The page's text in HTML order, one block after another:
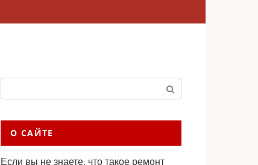
Поиск:
О САЙТЕ
Если вы не знаете, что такое ремонт